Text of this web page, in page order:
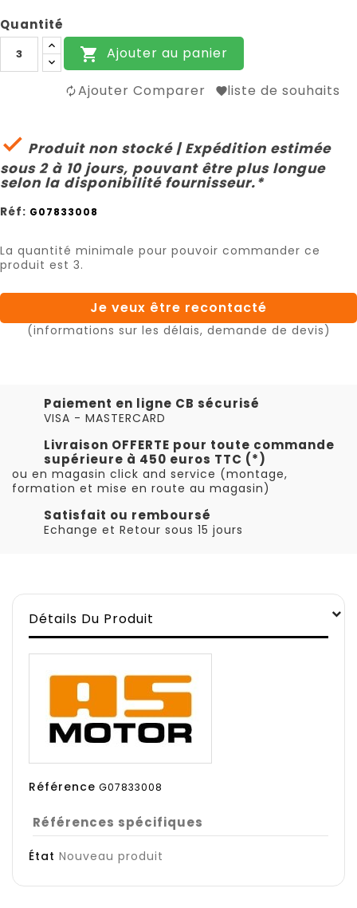
Quantité
 Ajouter au panier
Ajouter Comparer liste de souhaits
 Produit non stocké | Expédition estimée
sous 2 à 10 jours, pouvant être plus longue
selon la disponibilité fournisseur.*
Réf: G07833008
La quantité minimale pour pouvoir commander ce
produit est 3.
Je veux être recontacté
(informations sur les délais, demande de devis)
Paiement en ligne CB sécurisé
VISA - MASTERCARD
Livraison OFFERTE pour toute commande
supérieure à 450 euros TTC (*)
ou en magasin click and service (montage,
formation et mise en route au magasin)
Satisfait ou remboursé
Echange et Retour sous 15 jours
Détails Du Produit
Référence G07833008
Références spécifiques
État Nouveau produit